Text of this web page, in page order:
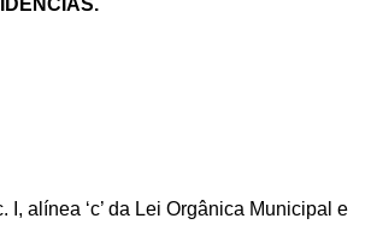
alínea ‘c’ da Lei Orgânica Municipal e